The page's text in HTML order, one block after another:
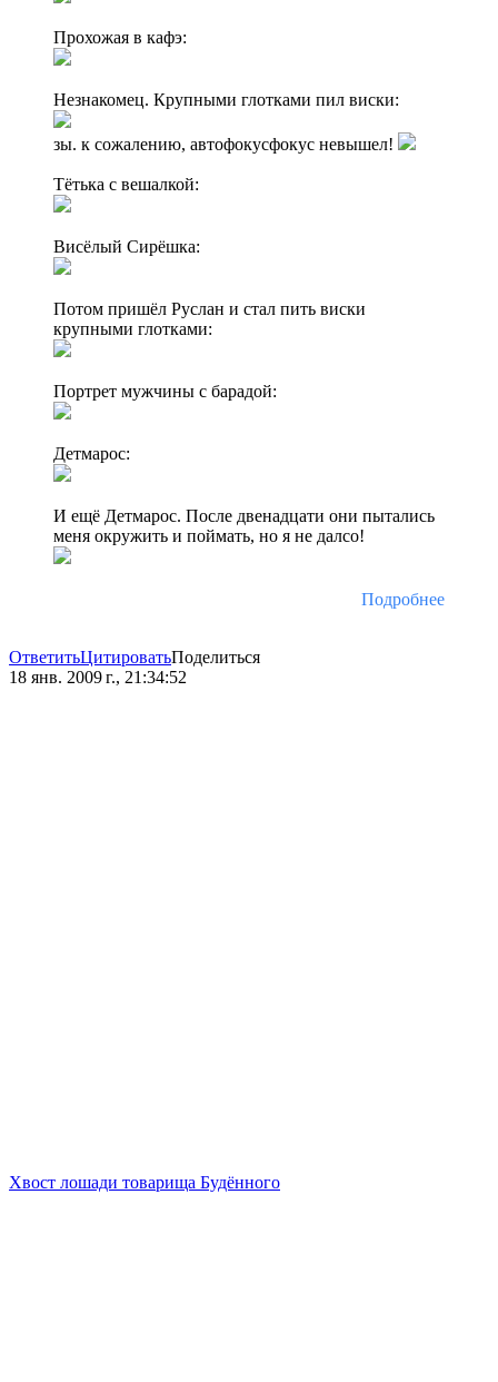
Прохожая в кафэ:
Незнакомец. Крупными глотками пил виски:
зы. к сожалению, автофокусфокус невышел!
Тётька с вешалкой:
Висёлый Сирёшка:
Потом пришёл Руслан и стал пить виски
крупными глотками:
Портрет мужчины с барадой:
Детмарос:
И ещё Детмарос. После двенадцати они пытались
меня окружить и поймать, но я не далсо!
Подробнее
ОтветитьЦитироватьПоделиться
18 янв. 2009 г., 21:34:52
Хвост лошади товарища Будённого